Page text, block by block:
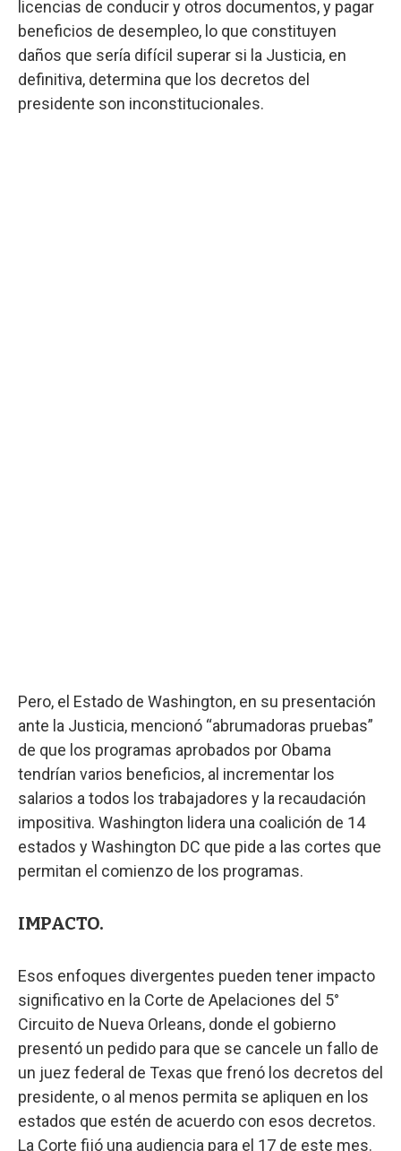
licencias de conducir y otros documentos, y pagar
beneficios de desempleo, lo que constituyen
daños que sería difícil superar si la Justicia, en
definitiva, determina que los decretos del
presidente son inconstitucionales.
Pero, el Estado de Washington, en su presentación
ante la Justicia, mencionó “abrumadoras pruebas”
de que los programas aprobados por Obama
tendrían varios beneficios, al incrementar los
salarios a todos los trabajadores y la recaudación
impositiva. Washington lidera una coalición de 14
estados y Washington DC que pide a las cortes que
permitan el comienzo de los programas.
IMPACTO.
Esos enfoques divergentes pueden tener impacto
significativo en la Corte de Apelaciones del 5°
Circuito de Nueva Orleans, donde el gobierno
presentó un pedido para que se cancele un fallo de
un juez federal de Texas que frenó los decretos del
presidente, o al menos permita se apliquen en los
estados que estén de acuerdo con esos decretos.
La Corte fijó una audiencia para el 17 de este mes.